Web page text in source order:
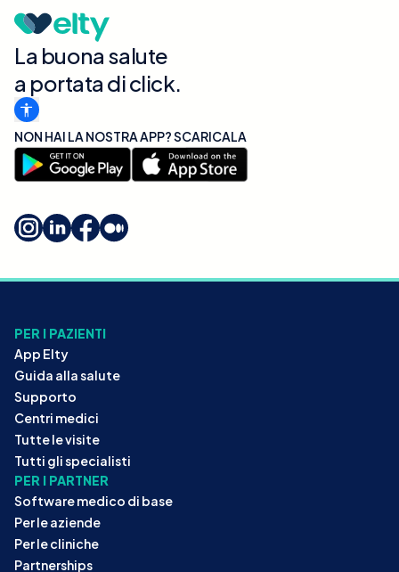
La buona salute
a portata di click.
NON HAI LA NOSTRA APP? SCARICALA
PER I PAZIENTI
App Elty
Guida alla salute
Supporto
Centri medici
Tutte le visite
Tutti gli specialisti
PER I PARTNER
Software medico di base
Per le aziende
Per le cliniche
Partnerships